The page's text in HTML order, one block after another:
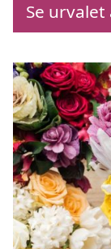
Se